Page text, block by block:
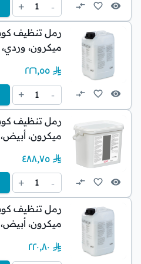
-
1
+
ميكرون، وردي، 5 كجم
٢٢٦٫٥٥
-
1
+
ميكرون، أبيض، 12.5 كجم
٤٨٨٫٧٥
-
1
+
ميكرون، أبيض، 5 كجم
٢٢٠٫٨٠